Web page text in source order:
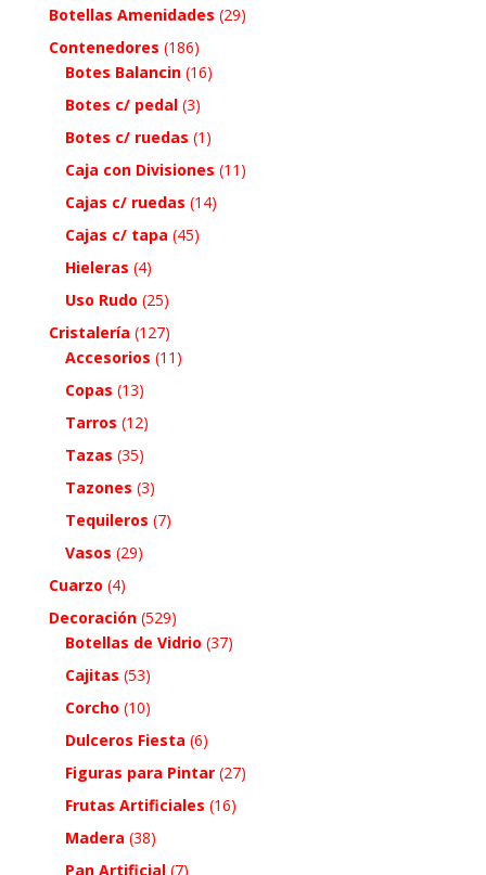
Botellas Amenidades (29)
Contenedores (186)
Botes Balancin (16)
Botes c/ pedal (3)
Botes c/ ruedas (1)
Caja con Divisiones (11)
Cajas c/ ruedas (14)
Cajas c/ tapa (45)
Hieleras (4)
Uso Rudo (25)
Cristalería (127)
Accesorios (11)
Copas (13)
Tarros (12)
Tazas (35)
Tazones (3)
Tequileros (7)
Vasos (29)
Cuarzo (4)
Decoración (529)
Botellas de Vidrio (37)
Cajitas (53)
Corcho (10)
Dulceros Fiesta (6)
Figuras para Pintar (27)
Frutas Artificiales (16)
Madera (38)
Pan Artificial (7)